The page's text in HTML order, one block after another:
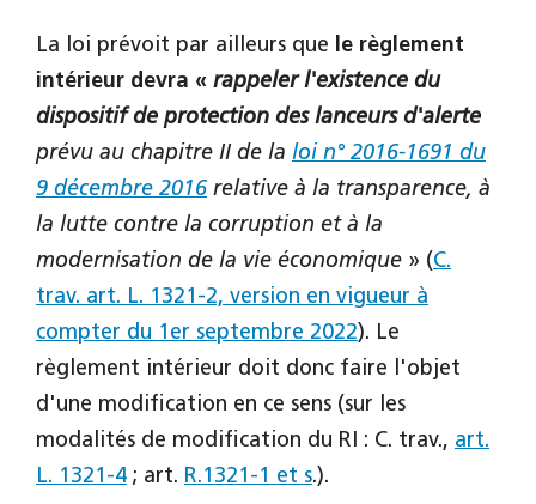
La loi prévoit par ailleurs que le règlement
intérieur devra « rappeler l'existence du
dispositif de protection des lanceurs d'alerte
prévu au chapitre II de la loi n° 2016-1691 du
9 décembre 2016 relative à la transparence, à
la lutte contre la corruption et à la
modernisation de la vie économique » (C.
trav. art. L. 1321-2, version en vigueur à
compter du 1er septembre 2022). Le
règlement intérieur doit donc faire l'objet
d'une modification en ce sens (sur les
modalités de modification du RI : C. trav., art.
L. 1321-4 ; art. R.1321-1 et s.).